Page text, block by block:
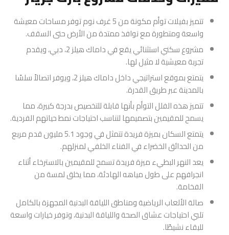
تتميز بفيلات توأم مكونة من 5 غرف نوم توفر مساحات معيشة
واسعة ومتطورة مع نوافذ ممتدة من الأرض حتى السقف.
مشروع سكني استثنائي يقع في داماك هيلز 2، دبي، ويقدم
تجربة معيشية لا مثيل لها.
يتمتع بموقع استراتيجي داخل داماك هيلز 2، ويوفر اتصالاً سلسًا
بالمدينة عبر طريق القدرة.
تتميز هذه الفلل التوأم بأنها قابلة للتخصيص بدرجة كبيرة، مما
يسمح للمقيمين بتصميمها لتناسب احتياجات نمط حياتهم الفردية.
يتمتع السكان بميزة فريدة تتمثل في وجود 5.1 مليون قدم مربع
من الحدائق الخضراء في الفناء الخلفي لمنزلهم.
يعد النهر البطيء ميزة فريدة تسمح للمقيمين بالاسترخاء أثناء
انجرافهم على طول مياهه الهادئة، مما يخلق لمسة من
الفخامة.
صالة الألعاب الرياضية ومناطق اللياقة البدنية المجهزة بالكامل
تلبي احتياجات عشاق الصحة واللياقة البدنية، وتوفر خيارات واسعة
للبقاء نشيطًا.